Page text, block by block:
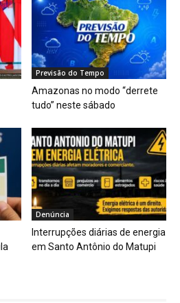
Previsão do Tempo
Amazonas no modo “derrete
tudo” neste sábado
Denúncia
Interrupções diárias de energia
em Santo Antônio do Matupi